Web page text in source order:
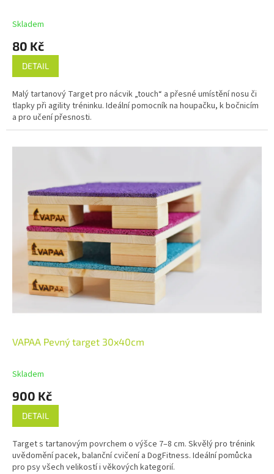
Skladem
80 Kč
DETAIL
Malý tartanový Target pro nácvik „touch“ a přesné umístění nosu či
tlapky při agility tréninku. Ideální pomocník na houpačku, k bočnicím
a pro učení přesnosti.
VAPAA Pevný target 30x40cm
Skladem
900 Kč
DETAIL
Target s tartanovým povrchem o výšce 7–8 cm. Skvělý pro trénink
uvědomění pacek, balanční cvičení a DogFitness. Ideální pomůcka
pro psy všech velikostí i věkových kategorií.